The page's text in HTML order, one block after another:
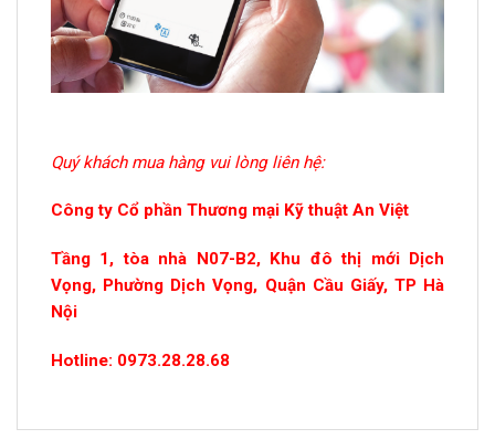
Quý khách mua hàng vui lòng liên hệ:
Công ty Cổ phần Thương mại Kỹ thuật An Việt
Tầng 1, tòa nhà N07-B2, Khu đô thị mới Dịch
Vọng, Phường Dịch Vọng, Quận Cầu Giấy, TP Hà
Nội
Hotline: 0973.28.28.68